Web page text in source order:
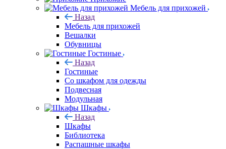
Мебель для прихожей
Назад
Мебель для прихожей
Вешалки
Обувницы
Гостиные
Назад
Гостиные
Со шкафом для одежды
Подвесная
Модульная
Шкафы
Назад
Шкафы
Библиотека
Распашные шкафы